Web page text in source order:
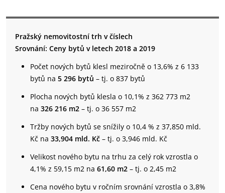
Pražský nemovitostní trh v číslech
Srovnání: Ceny bytů v letech 2018 a 2019
Počet nových bytů klesl meziročně o 13,6% z 6 133
bytů na 5 296 bytů – tj. o 837 bytů
Plocha nových bytů klesla o 10,1% z 362 773 m2
na 326 216 m2 – tj. o 36 557 m2
Tržby nových bytů se snížily o 10,4 % z 37,850 mld.
Kč na 33,904 mld. Kč – tj. o 3,946 mld. Kč
Velikost nového bytu na trhu za celý rok vzrostla o
4,1% z 59,15 m2 na 61,60 m2 – tj. o 2,45 m2
Cena nového bytu v ročním srovnání vzrostla o 3,8%